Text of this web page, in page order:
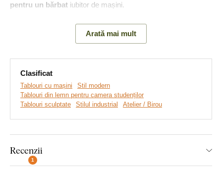
pentru un bărbat iubitor de mașini.
Principalele avantaje ale produsului:
Cadou ideal pentru bărbați
Montare ușoară pe perete
Material din lemn de 3 mm grosime
Arată mai mult
Clasificat
Tablouri cu mașini
Stil modern
Tablouri din lemn pentru camera studenților
Tablouri sculptate
Stilul industrial Atelier / Birou
Recenzii
1